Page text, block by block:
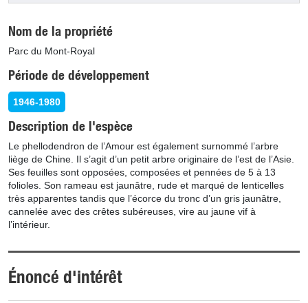
Nom de la propriété
Parc du Mont-Royal
Période de développement
1946-1980
Description de l'espèce
Le phellodendron de l’Amour est également surnommé l’arbre
liège de Chine. Il s’agit d’un petit arbre originaire de l’est de l’Asie.
Ses feuilles sont opposées, composées et pennées de 5 à 13
folioles. Son rameau est jaunâtre, rude et marqué de lenticelles
très apparentes tandis que l’écorce du tronc d’un gris jaunâtre,
cannelée avec des crêtes subéreuses, vire au jaune vif à
l’intérieur.
Énoncé d'intérêt